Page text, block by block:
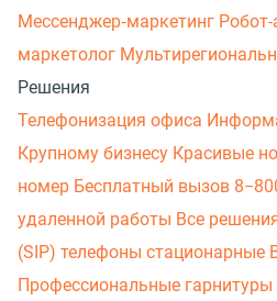
Мессенджер‑маркетинг
маркетолог
Решения
Телефонизация офиса
Крупному бизнесу Красивые
номер Бесплатный вызов
удаленной работы Все
(SIP) телефоны стационарные
Профессиональные гарнитуры